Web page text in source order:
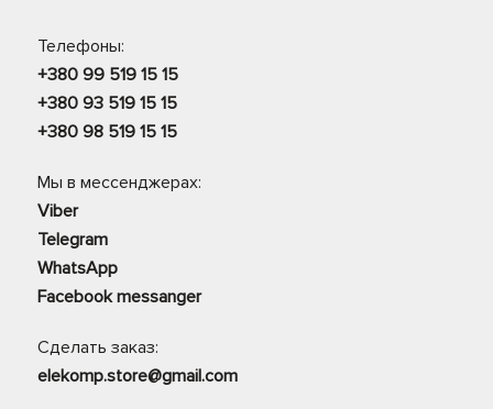
Телефоны:
+380 99 519 15 15
+380 93 519 15 15
+380 98 519 15 15
Мы в мессенджерах:
Viber
Telegram
WhatsApp
Facebook messanger
Сделать заказ:
elekomp.store@gmail.com